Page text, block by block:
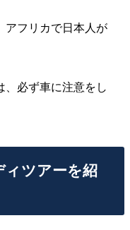
アフリカで日本人が
、必ず車に注意をし
ィツアーを紹